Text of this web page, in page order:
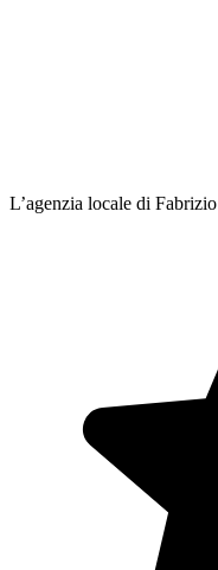
L’agenzia locale di Fabrizio